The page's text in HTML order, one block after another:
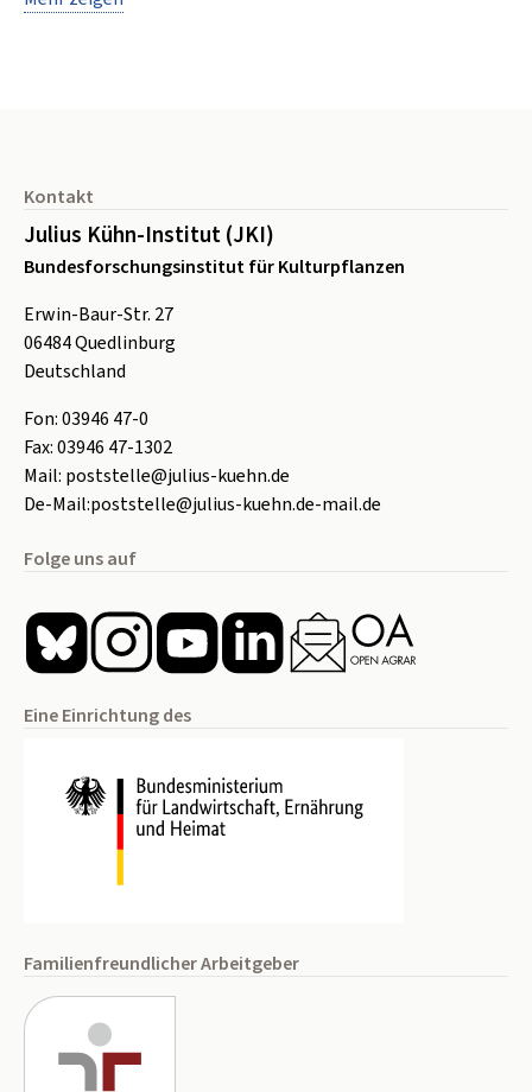
Kontakt
Julius Kühn-Institut (JKI)
Bundesforschungsinstitut für Kulturpflanzen
Erwin-Baur-Str. 27
06484Quedlinburg
Deutschland
Fon:03946 47-0
Fax:03946 47-1302
Mail: poststelle@julius-kuehn.de
De-Mail:poststelle@julius-kuehn.de-mail.de
Folge uns auf
Eine Einrichtung des
Familienfreundlicher Arbeitgeber